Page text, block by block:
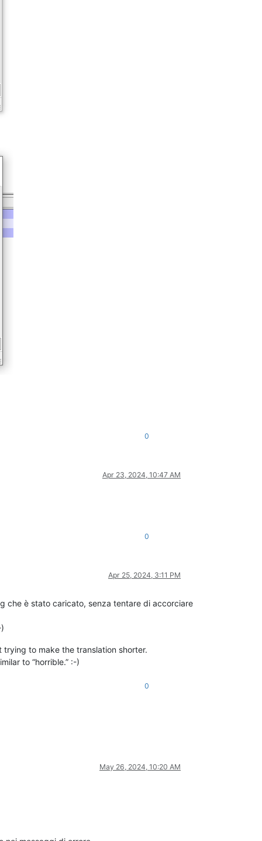
0
Apr 23, 2024, 10:47 AM
0
Apr 25, 2024, 3:11 PM
che è stato caricato, senza tentare di accorciare
to make the translation shorter.
to “horrible.” :-)
0
May 26, 2024, 10:20 AM